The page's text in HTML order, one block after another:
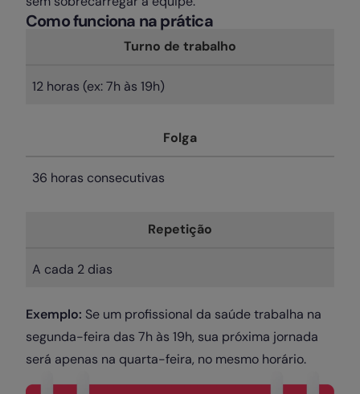
Como funciona na prática
Turno de trabalho
12 horas (ex: 7h às 19h)
Folga
36 horas consecutivas
Repetição
A cada 2 dias
Exemplo: Se um profissional da saúde trabalha na
segunda-feira das 7h às 19h, sua próxima jornada
será apenas na quarta-feira, no mesmo horário.